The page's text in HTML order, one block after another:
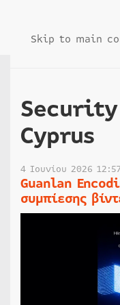
Skip to main
Cyprus
4 Ιουνίου 2026
Guanlan
συμπίεσης